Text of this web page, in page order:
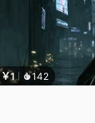
￥1 142